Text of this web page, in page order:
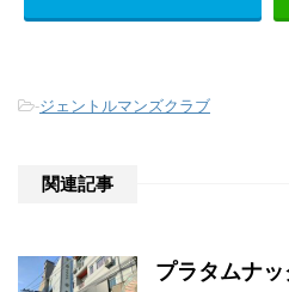
-ジェントルマンズクラブ
関連記事
プラタムナ